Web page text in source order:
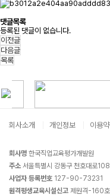
댓글목록
등록된 댓글이 없습니다.
이전글
다음글
목록
회사소개 개인정보 이용
회사명 한국직업교육평가개발원
주소 서울특별시 강동구 천호대로
사업자 등록번호 127-90-73231
원격평생교육시설신고 제원격-160호